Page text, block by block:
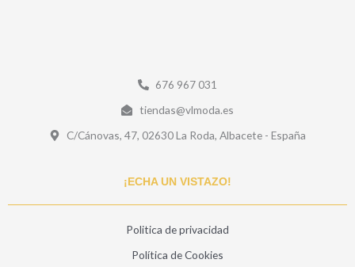
676 967 031
tiendas@vlmoda.es
C/Cánovas, 47, 02630 La Roda, Albacete - España
¡ECHA UN VISTAZO!
Politica de privacidad
Política de Cookies